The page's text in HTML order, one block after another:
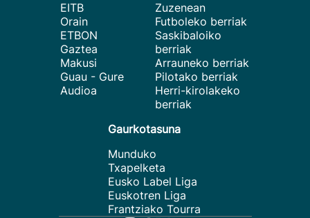
EITB
Orain
ETBON
Gaztea
Makusi
Guau - Gure
Audioa
Zuzenean
Futboleko berriak
Saskibaloiko
berriak
Arrauneko berriak
Pilotako berriak
Herri-kirolakeko
berriak
Gaurkotasuna
Munduko
Txapelketa
Eusko Label Liga
Euskotren Liga
Frantziako Tourra